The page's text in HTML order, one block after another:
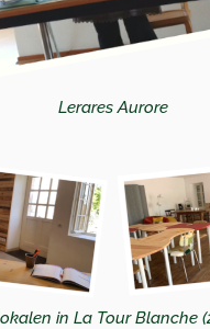
Lerares Aurore
in La Tour Blanche